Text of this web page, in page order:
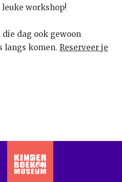
workshop!
dag ook gewoon
langs komen. Reserveer je